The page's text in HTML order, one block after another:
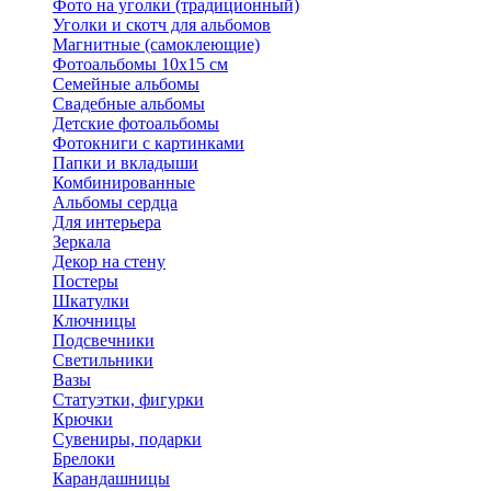
Фото на уголки (традиционный)
Уголки и скотч для альбомов
Магнитные (самоклеющие)
Фотоальбомы 10х15 см
Семейные альбомы
Свадебные альбомы
Детские фотоальбомы
Фотокниги с картинками
Папки и вкладыши
Комбинированные
Альбомы сердца
Для интерьера
Зеркала
Декор на стену
Постеры
Шкатулки
Ключницы
Подсвечники
Светильники
Вазы
Статуэтки, фигурки
Крючки
Сувениры, подарки
Брелоки
Карандашницы